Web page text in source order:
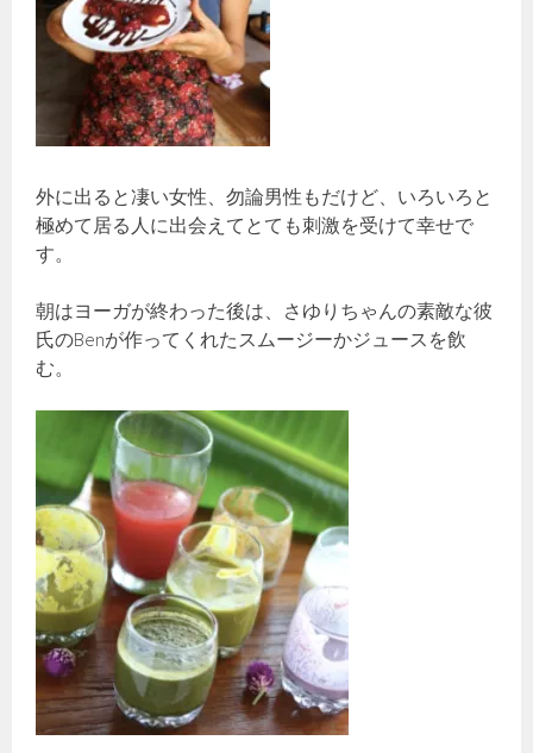
外に出ると凄い女性、勿論男性もだけど、いろいろと
極めて居る人に出会えてとても刺激を受けて幸せで
す。
朝はヨーガが終わった後は、さゆりちゃんの素敵な彼
氏のBenが作ってくれたスムージーかジュースを飲
む。